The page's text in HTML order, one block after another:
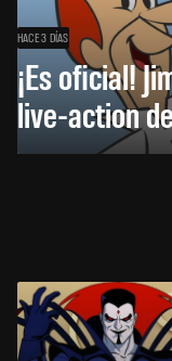
HACE 3 DÍAS
¡Es oficial!
live-action